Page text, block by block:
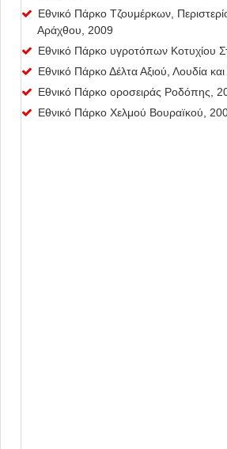
Εθνικό Πάρκο Τζουμέρκων,
Αράχθου, 2009
Εθνικό Πάρκο υγροτόπων Κοτυχίου
Εθνικό Πάρκο Δέλτα Αξιού, Λουδία
Εθνικό Πάρκο οροσειράς Ροδόπης,
Εθνικό Πάρκο Χελμού Βουραïκού,